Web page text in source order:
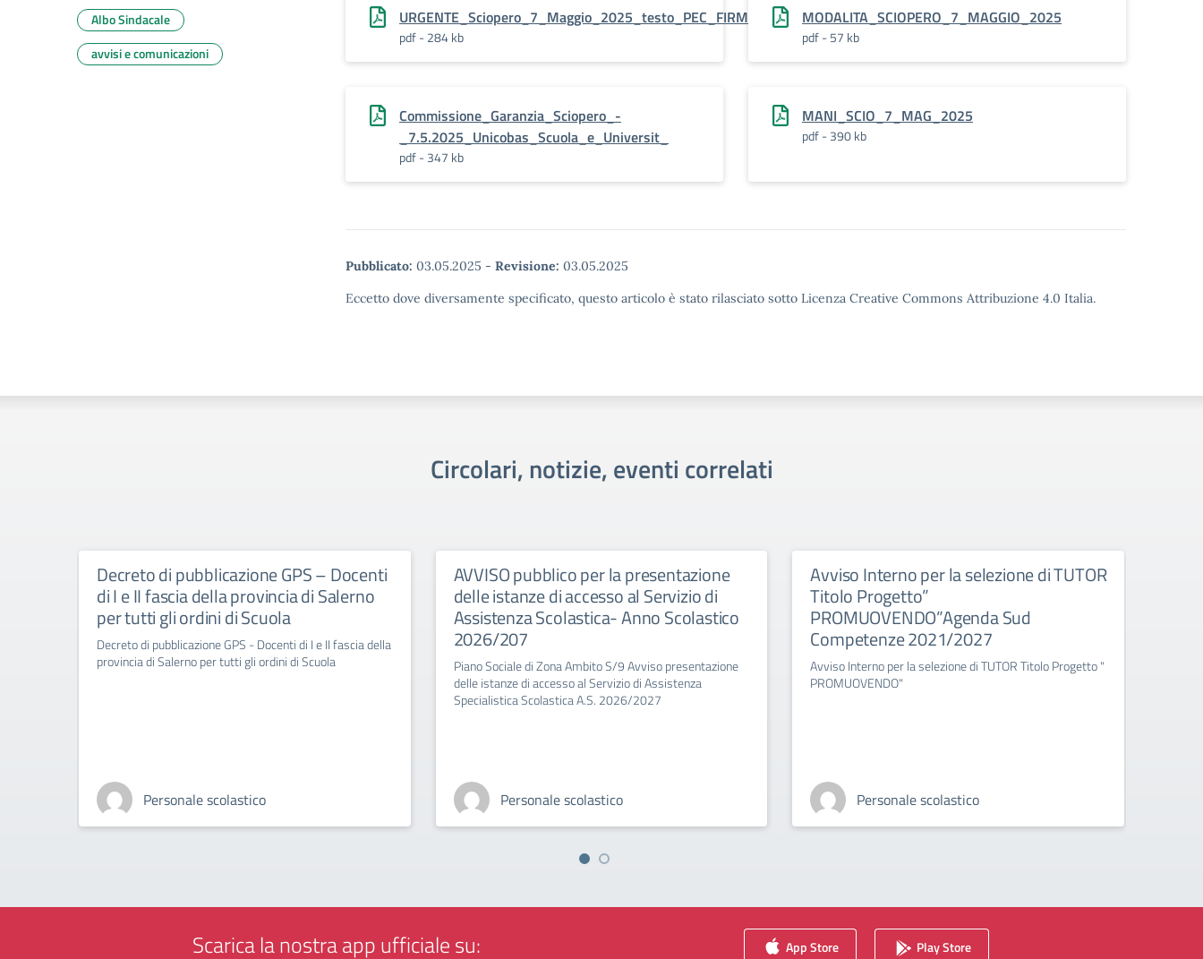
URGENTE_Sciopero_7_Maggio_2025_testo_PEC_FIRMATA
pdf - 284 kb
MODALITA_SCIOPERO_7_MAGGIO_2025
pdf - 57 kb
Commissione_Garanzia_Sciopero_-
_7.5.2025_Unicobas_Scuola_e_Universit_
pdf - 347 kb
MANI_SCIO_7_MAG_2025
pdf - 390 kb
Pubblicato: 03.05.2025 - Revisione: 03.05.2025
Eccetto dove diversamente specificato, questo articolo è stato rilasciato sotto Licenza Creative Commons Attribuzione 4.0 Italia.
Albo Sindacale
avvisi e comunicazioni
Circolari, notizie, eventi correlati
Decreto di pubblicazione GPS – Docenti
di I e II fascia della provincia di Salerno
per tutti gli ordini di Scuola
Decreto di pubblicazione GPS - Docenti di I e II fascia della
provincia di Salerno per tutti gli ordini di Scuola
Personale scolastico
AVVISO pubblico per la presentazione
delle istanze di accesso al Servizio di
Assistenza Scolastica- Anno Scolastico
2026/207
Piano Sociale di Zona Ambito S/9 Avviso presentazione
delle istanze di accesso al Servizio di Assistenza
Specialistica Scolastica A.S. 2026/2027
Personale scolastico
Avviso Interno per la selezione di TUTOR
Titolo Progetto”
PROMUOVENDO”Agenda Sud
Competenze 2021/2027
Avviso Interno per la selezione di TUTOR Titolo Progetto "
PROMUOVENDO"
Personale scolastico
Scarica la nostra app ufficiale su: App Store Play Store